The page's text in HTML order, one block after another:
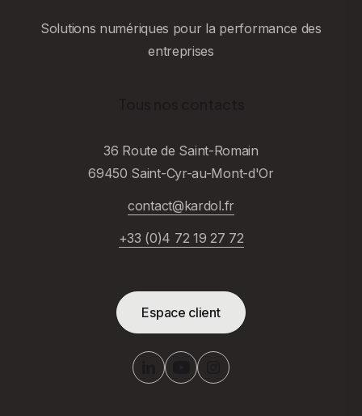
Solutions numériques pour la performance des
entreprises
36 Route de Saint-Romain
69450 Saint-Cyr-au-Mont-d'Or
contact@kardol.fr
+33 (0)4 72 19 27 72
Espace client